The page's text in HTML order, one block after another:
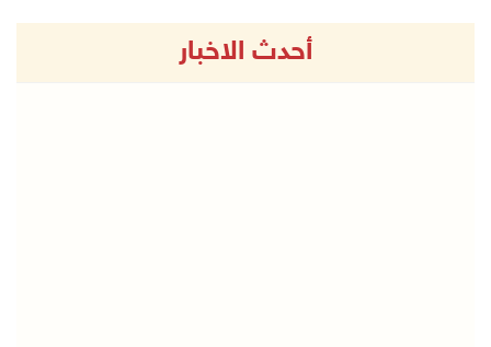
أحدث الاخبار